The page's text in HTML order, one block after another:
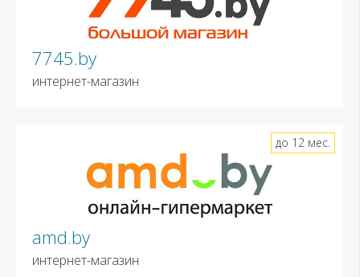
7745.by
интернет-магазин
amd.by
интернет-магазин
до 12 мес.